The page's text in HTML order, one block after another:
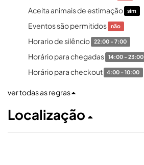
Aceita animais de estimação sim
Eventos são permitidos não
Horario de silêncio 22:00 - 7:00
Horário para chegadas 14:00 - 23:00
Horário para checkout 4:00 - 10:00
ver todas as regras
Localização